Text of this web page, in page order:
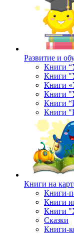
Развитие и
Книги
Книги
Книги
Книги
Книги
Книги
Книги на
Книги-
Книги
Книги
Сказки
Книги-